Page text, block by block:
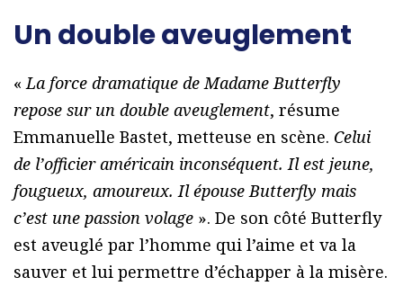
Un double aveuglement
« La force dramatique de Madame Butterfly
repose sur un double aveuglement, résume
Emmanuelle Bastet, metteuse en scène. Celui
de l’officier américain inconséquent. Il est jeune,
fougueux, amoureux. Il épouse Butterfly mais
c’est une passion volage ». De son côté Butterfly
est aveuglé par l’homme qui l’aime et va la
sauver et lui permettre d’échapper à la misère.